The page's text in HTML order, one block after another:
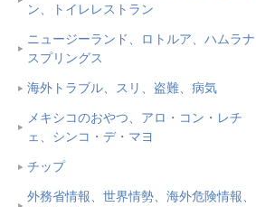
ン、トイレレストラン
ニュージーランド、ロトルア、ハムラナ
スプリングス
海外トラブル、スリ、盗難、病気
メキシコのおやつ、アロ・コン・レチ
ェ、シンコ・デ・マヨ
チップ
外務省情報、世界情勢、海外危険情報、